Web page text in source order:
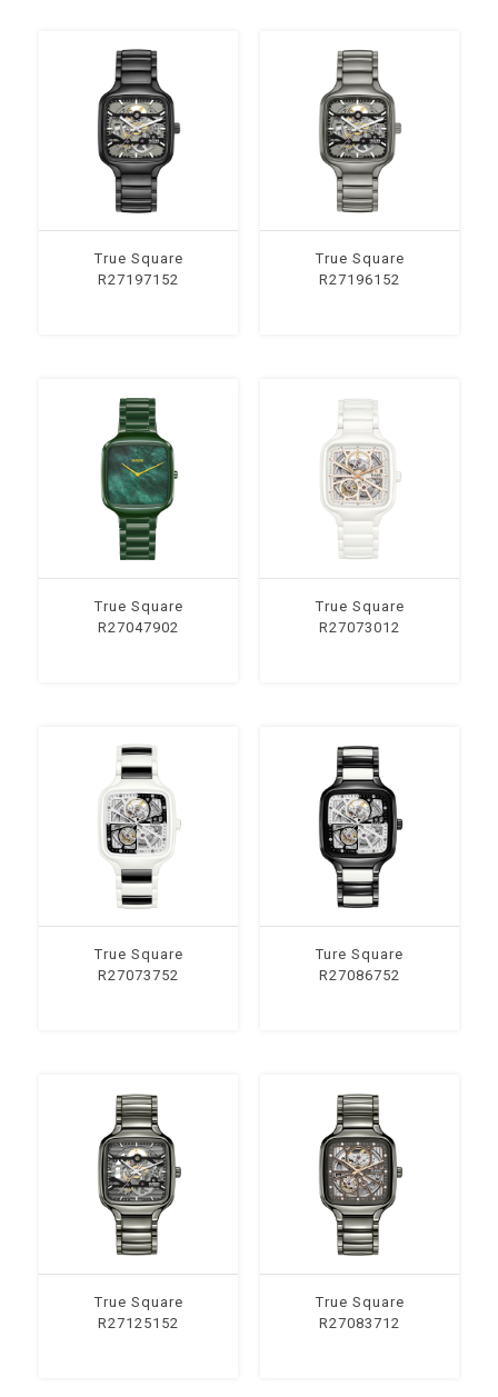
True Square
R27197152
True Square
R27196152
True Square
R27047902
True Square
R27073012
True Square
R27073752
Ture Square
R27086752
True Square
R27125152
True Square
R27083712